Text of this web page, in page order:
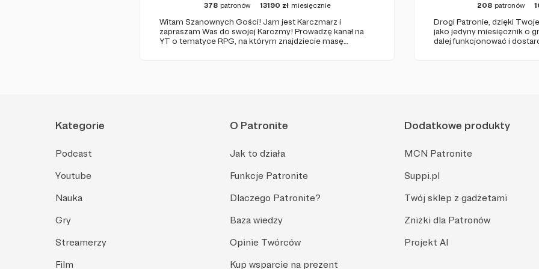
378 patronów 13190 zł miesięcznie
Witam Szanownych Gości! Jam jest Karczmarz i
zapraszam Was do swojej Karczmy! Prowadzę kanał na
YT o tematyce RPG, na którym znajdziecie masę
208 patronów
Drogi Patronie, dzięki
jako jedyny miesięcznik o
dalej funkcjonować i
Kategorie
Podcast
Youtube
Nauka
Gry
Streamerzy
Film
O Patronite
Jak to działa
Funkcje Patronite
Dlaczego Patronite?
Baza wiedzy
Opinie Twórców
Kup wsparcie na prezent
Dodatkowe produkty
MCN Patronite
Suppi.pl
Twój sklep z gadżetami
Zniżki dla Patronów
Projekt AI